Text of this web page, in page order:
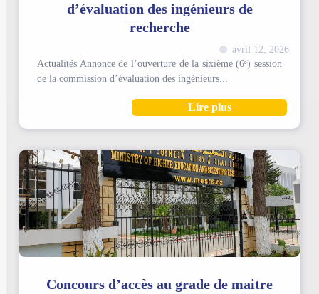
d’évaluation des ingénieurs de
recherche
avril 12, 2026
Actualités Annonce de l’ouverture de la sixième (6ᵉ) session
de la commission d’évaluation des ingénieurs...
Lire plus
Concours d’accès au grade de maitre